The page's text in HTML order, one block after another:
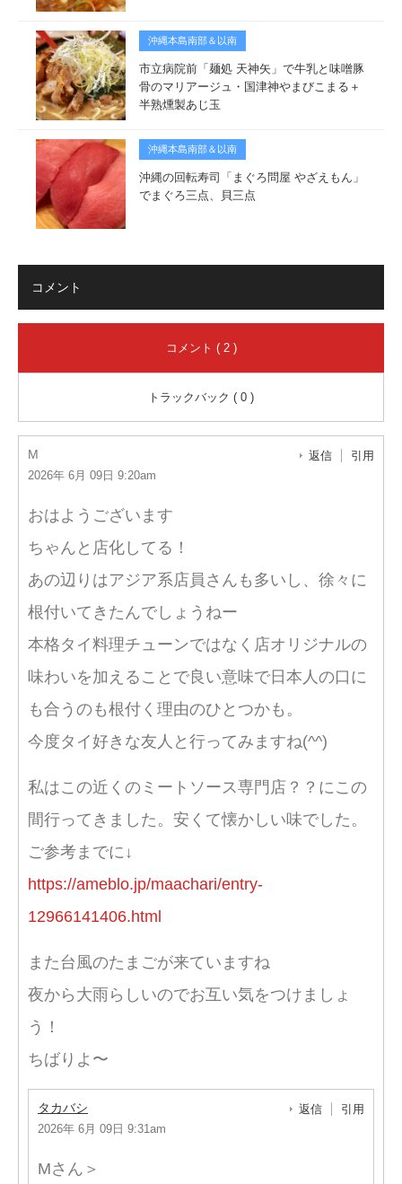
沖縄本島南部＆以南
市立病院前「麺処 天神矢」で牛乳と味噌豚
骨のマリアージュ・国津神やまびこまる＋
半熟燻製あじ玉
沖縄本島南部＆以南
沖縄の回転寿司「まぐろ問屋 やざえもん」
でまぐろ三点、貝三点
コメント
コメント ( 2 )
トラックバック ( 0 )
M
2026年 6月 09日 9:20am
返信 引用
おはようございます
ちゃんと店化してる！
あの辺りはアジア系店員さんも多いし、徐々に
根付いてきたんでしょうねー
本格タイ料理チューンではなく店オリジナルの
味わいを加えることで良い意味で日本人の口に
も合うのも根付く理由のひとつかも。
今度タイ好きな友人と行ってみますね(^^)
私はこの近くのミートソース専門店？？にこの
間行ってきました。安くて懐かしい味でした。
ご参考までに↓
https://ameblo.jp/maachari/entry-
12966141406.html
また台風のたまごが来ていますね
夜から大雨らしいのでお互い気をつけましょ
う！
ちばりよ〜
タカバシ
2026年 6月 09日 9:31am
返信 引用
Mさん＞